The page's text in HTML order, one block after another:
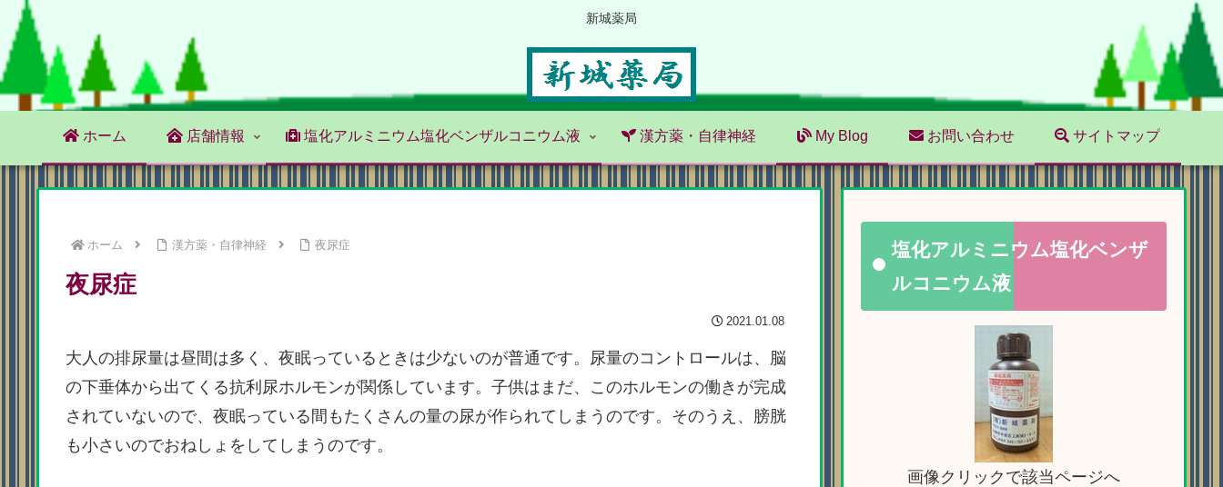
新城薬局
ホーム 店舗情報 塩化アルミニウム塩化ベンザルコニウム液 漢方薬・自律神経 My Blog お問い合わせ サイトマップ
ホーム 漢方薬・自律神経 夜尿症
夜尿症
2021.01.08
大人の排尿量は昼間は多く、夜眠っているときは少ないのが普通です。尿量のコントロールは、脳
の下垂体から出てくる抗利尿ホルモンが関係しています。子供はまだ、このホルモンの働きが完成
されていないので、夜眠っている間もたくさんの量の尿が作られてしまうのです。そのうえ、膀胱
も小さいのでおねしょをしてしまうのです。
塩化アルミニウム塩化ベンザ
ルコニウム液
画像クリックで該当ページへ